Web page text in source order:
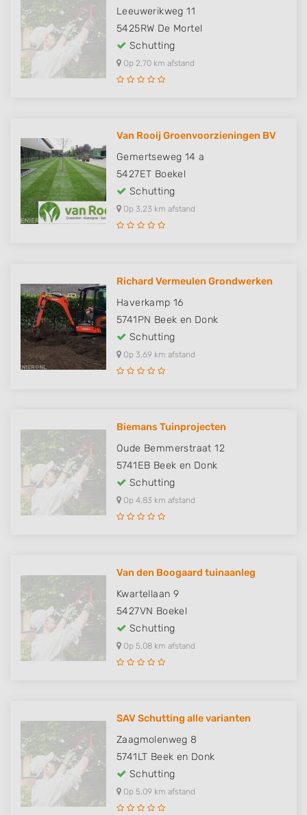
Leeuwerikweg 11
5425RW De Mortel
Schutting
Op 2,70 km afstand
Van Rooij Groenvoorzieningen BV
Gemertseweg 14 a
5427ET Boekel
Schutting
Op 3,23 km afstand
Richard Vermeulen Grondwerken
Haverkamp 16
5741PN Beek en Donk
Schutting
Op 3,69 km afstand
Biemans Tuinprojecten
Oude Bemmerstraat 12
5741EB Beek en Donk
Schutting
Op 4,83 km afstand
Van den Boogaard tuinaanleg
Kwartellaan 9
5427VN Boekel
Schutting
Op 5,08 km afstand
SAV Schutting alle varianten
Zaagmolenweg 8
5741LT Beek en Donk
Schutting
Op 5,09 km afstand